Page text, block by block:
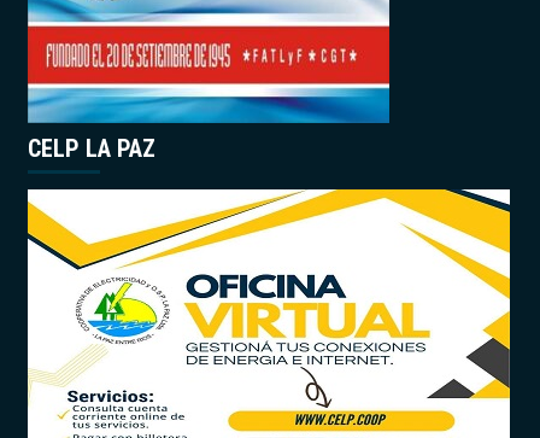
CELP LA PAZ